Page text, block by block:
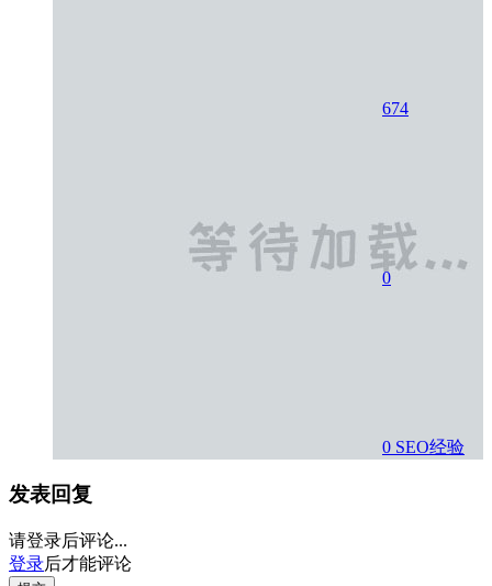
674
0
0 SEO经验
发表回复
请登录后评论...
登录后才能评论